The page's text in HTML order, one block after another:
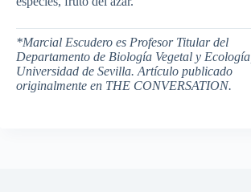
*Marcial Escudero es Profesor Titular del
Departamento de Biología Vegetal y Ecología,
Universidad de Sevilla. Artículo publicado
originalmente en THE CONVERSATION.